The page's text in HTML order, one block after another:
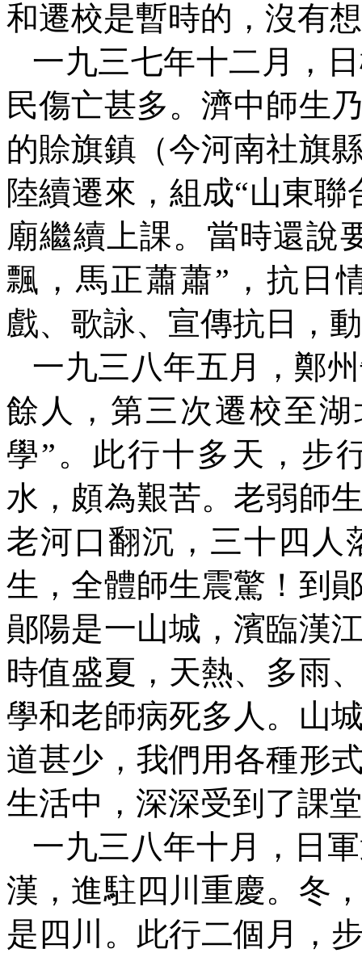
和遷校是暫時的，沒有
一九三七年十二月，
民傷亡甚多。濟中師生
的賒旗鎮（今河南社旗
陸續遷來，組成“山東
廟繼續上課。當時還說
飄，馬正蕭蕭”，抗日
戲、歌詠、宣傳抗日，
一九三八年五月，鄭
餘人，第三次遷校至
學”。此行十多天，步
水，頗為艱苦。老弱師
老河口翻沉，三十四人
生，全體師生震驚！到
鄖陽是一山城，濱臨漢
時值盛夏，天熱、多雨
學和老師病死多人。山
道甚少，我們用各種形
生活中，深深受到了課
一九三八年十月，日
漢，進駐四川重慶。冬
是四川。此行二個月，